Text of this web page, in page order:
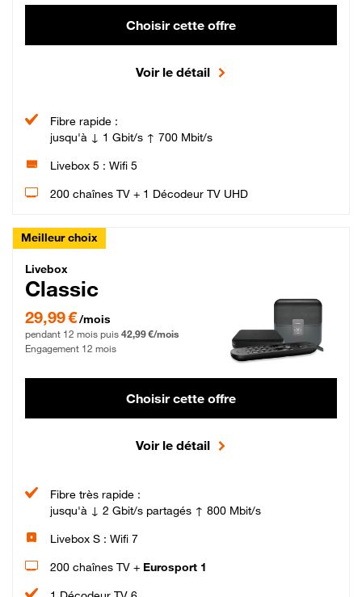
Choisir cette offre
Voir le détail
Fibre rapide :
jusqu'à ↓ 1 Gbit/s ↑ 700 Mbit/s
Livebox 5 : Wifi 5
200 chaînes TV + 1 Décodeur TV UHD
Meilleur choix
Livebox Classic Fibre
Livebox
Classic
29,99 € par mois pendant 12 mois puis 42,99 € par mois, Engagement 12 mois
29,99 €/mois
pendant 12 mois puis 42,99 €/mois
Engagement 12 mois
Choisir cette offre
Voir le détail
Fibre très rapide :
jusqu'à ↓ 2 Gbit/s partagés ↑ 800 Mbit/s
Livebox S : Wifi 7
200 chaînes TV + Eurosport 1